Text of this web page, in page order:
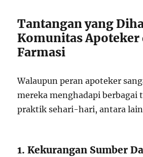
Tantangan yang
Komunitas Apoteker
Farmasi
Walaupun peran apoteker
mereka menghadapi berbagai
praktik sehari-hari, antara
1. Kekurangan Sumber